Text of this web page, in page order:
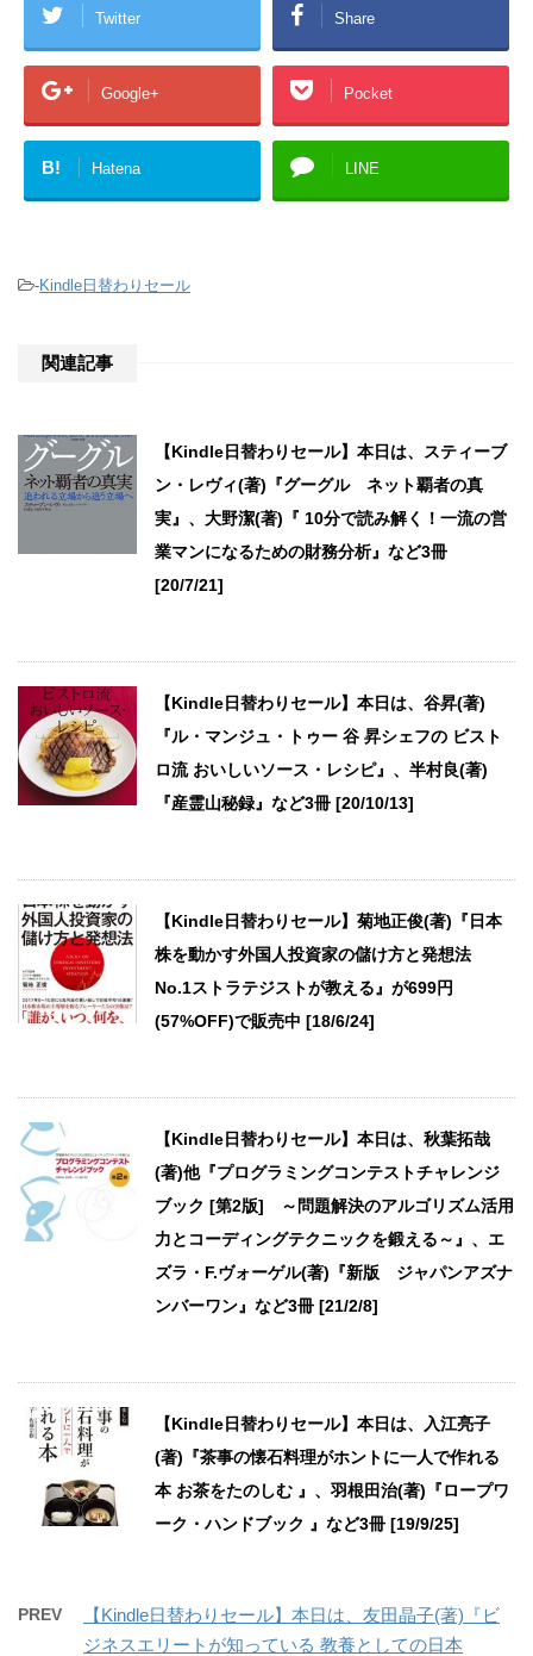
Twitter Share
Google+ Pocket
B! Hatena LINE
-Kindle日替わりセール
関連記事
【Kindle日替わりセール】本日は、スティーブ
ン・レヴィ(著)『グーグル ネット覇者の真
実』、大野潔(著)『 10分で読み解く！一流の営
業マンになるための財務分析』など3冊
[20/7/21]
【Kindle日替わりセール】本日は、谷昇(著)
『ル・マンジュ・トゥー 谷 昇シェフの ビスト
ロ流 おいしいソース・レシピ』、半村良(著)
『産霊山秘録』など3冊 [20/10/13]
【Kindle日替わりセール】菊地正俊(著)『日本
株を動かす外国人投資家の儲け方と発想法
No.1ストラテジストが教える』が699円
(57%OFF)で販売中 [18/6/24]
【Kindle日替わりセール】本日は、秋葉拓哉
(著)他『プログラミングコンテストチャレンジ
ブック [第2版] ～問題解決のアルゴリズム活用
力とコーディングテクニックを鍛える～』、エ
ズラ・F.ヴォーゲル(著)『新版 ジャパンアズナ
ンバーワン』など3冊 [21/2/8]
【Kindle日替わりセール】本日は、入江亮子
(著)『茶事の懐石料理がホントに一人で作れる
本 お茶をたのしむ 』、羽根田治(著)『ロープワ
ーク・ハンドブック 』など3冊 [19/9/25]
PREV
【Kindle日替わりセール】本日は、友田晶子(著)『ビ
ジネスエリートが知っている 教養としての日本